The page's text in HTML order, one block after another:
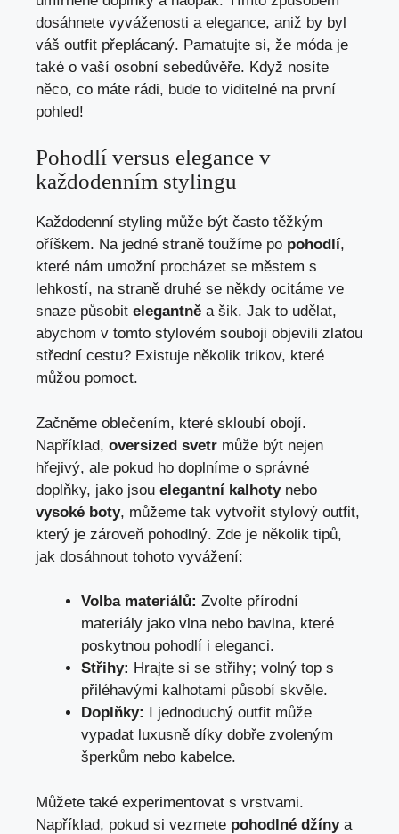
dosáhnete vyváženosti a elegance, aniž by byl
váš outfit přeplácaný. Pamatujte si, že móda je
také o vaší osobní sebedůvěře. Když nosíte
něco, co máte rádi, bude to viditelné na první
pohled!
Pohodlí versus elegance v
každodenním stylingu
Každodenní styling může být často těžkým
oříškem. Na jedné straně toužíme po pohodlí,
které nám umožní procházet se městem s
lehkostí, na straně druhé se někdy ocitáme ve
snaze působit elegantně a šik. Jak to udělat,
abychom v tomto stylovém souboji objevili zlatou
střední cestu? Existuje několik trikov, které
můžou pomoct.
Začněme oblečením, které skloubí obojí.
Například, oversized svetr může být nejen
hřejivý, ale pokud ho doplníme o správné
doplňky, jako jsou elegantní kalhotynebo
vysoké boty, můžeme tak vytvořit stylový outfit,
který je zároveň pohodlný. Zde je několik tipů,
jak dosáhnout tohoto vyvážení:
Volba materiálů: Zvolte přírodní
materiály jako vlna nebo bavlna, které
poskytnou pohodlí i eleganci.
Střihy: Hrajte si se střihy; volný top s
přiléhavými kalhotami působí skvěle.
Doplňky: I jednoduchý outfit může
vypadat luxusně díky dobře zvoleným
šperkům nebo kabelce.
Můžete také experimentovat s vrstvami.
Například, pokud si vezmete pohodlné džínya